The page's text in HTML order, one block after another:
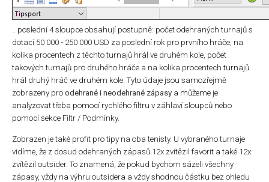
.. poslední 4 sloupce obsahují postupně: počet odehraných turnajů s
dotací 50 000 - 250 000 USD za poslední rok pro prvního hráče, na
kolika procentech z těchto turnajů hrál ve druhém kole, počet
takových turnajů pro druhého hráče a na kolika procentech turnajů
hrál druhý hráč ve druhém kole. Tyto údaje jsou samozřejmě
zobrazeny pro odehrané i neodehrané zápasy a můžeme je
analyzovat třeba pomocí rychlého filtru v záhlaví sloupců nebo
pomocí sekce Filtr / Podmínky.
Zobrazen je také profit pro tipy na oba tenisty. U vybraného turnaje
vidíme, že z dosud odehraných zápasů 12x zvítězil favorit a také 12x
zvítězil outsider. To znamená, že pokud bychom sázeli všechny
zápasy, vždy na výhru outsidera a vždy shodnou částku bez ohledu